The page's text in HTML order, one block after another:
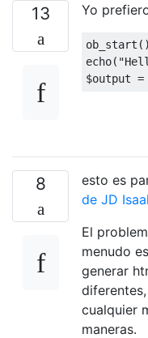
13 Yo
ob_start
echo(
$output =
8 esto es
de JD
El
menudo
generar
cualquier
maneras.